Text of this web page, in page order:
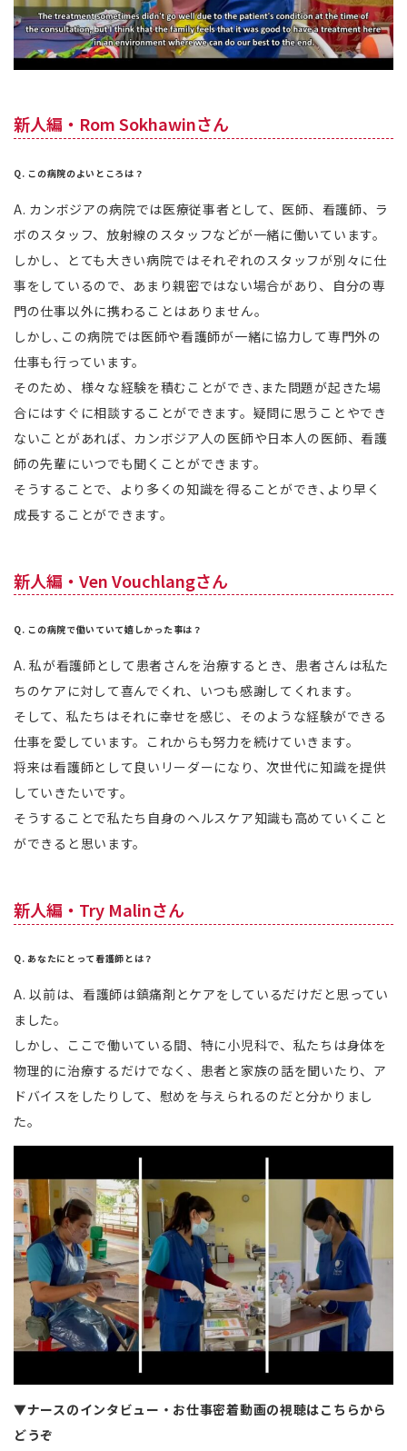
新人編・Rom Sokhawinさん
Q. この病院のよいところは？
A. カンボジアの病院では医療従事者として、医師、看護師、ラ
ボのスタッフ、放射線のスタッフなどが一緒に働いています。
しかし、とても大きい病院ではそれぞれのスタッフが別々に仕
事をしているので、あまり親密ではない場合があり、自分の専
門の仕事以外に携わることはありません。
しかし､この病院では医師や看護師が一緒に協力して専門外の
仕事も行っています。
そのため、様々な経験を積むことができ､また問題が起きた場
合にはすぐに相談することができます。疑問に思うことやでき
ないことがあれば、カンボジア人の医師や日本人の医師、看護
師の先輩にいつでも聞くことができます。
そうすることで、より多くの知識を得ることができ､より早く
成長することができます。
新人編・Ven Vouchlangさん
Q. この病院で働いていて嬉しかった事は？
A. 私が看護師として患者さんを治療するとき、患者さんは私た
ちのケアに対して喜んでくれ、いつも感謝してくれます。
そして、私たちはそれに幸せを感じ、そのような経験ができる
仕事を愛しています。これからも努力を続けていきます。
将来は看護師として良いリーダーになり、次世代に知識を提供
していきたいです。
そうすることで私たち自身のヘルスケア知識も高めていくこと
ができると思います。
新人編・Try Malinさん
Q. あなたにとって看護師とは？
A. 以前は、看護師は鎮痛剤とケアをしているだけだと思ってい
ました。
しかし、ここで働いている間、特に小児科で、私たちは身体を
物理的に治療するだけでなく、患者と家族の話を聞いたり、ア
ドバイスをしたりして、慰めを与えられるのだと分かりまし
た。
▼ナースのインタビュー・お仕事密着動画の視聴はこちらから
どうぞ